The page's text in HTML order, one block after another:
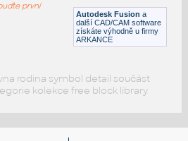
Autodesk Fusion a
další CAD/CAM software
získáte výhodně u firmy
ARKANCE
první
rodina symbol detail součást
kolekce free block library